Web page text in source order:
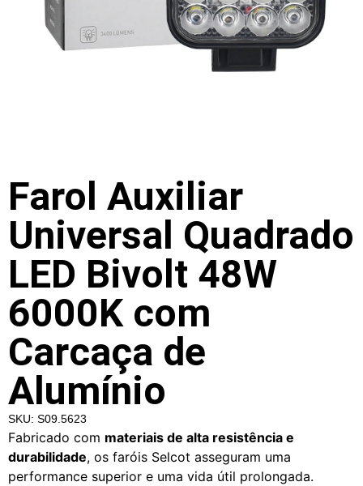
Farol Auxiliar
Universal Quadrado
LED Bivolt 48W
6000K com
Carcaça de
Alumínio
SKU: S09.5623
Fabricado com materiais de alta resistência e
durabilidade, os faróis Selcot asseguram uma
performance superior e uma vida útil prolongada.